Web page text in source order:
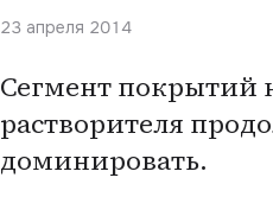
23 апреля 2014
Сегмент покрытий
растворителя
доминировать.